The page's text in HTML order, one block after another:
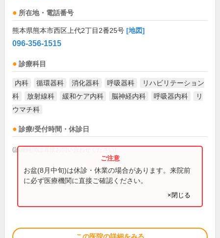
所在地・電話番号
熊本県熊本市西区上代2丁目2番25号 [地図]
096-356-1515
診療科目
内科 循環器科 消化器科 呼吸器科
リハビリテーション
科
放射線科 緩和ケア内科 脳神経内科 呼吸器内科
リ
ウマチ科
診療/受付時間・休診日
(診療時間は直接お問い合わせください)
お盆(8月中旬)は休診・休業の場合があります。来院前
に必ず医療機関に直接ご確認ください。
×閉じる